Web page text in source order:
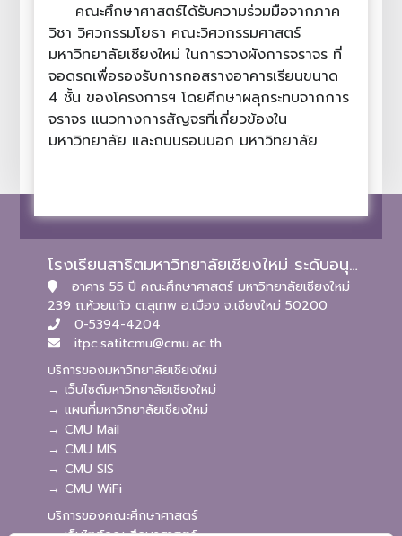
คณะศึกษาศาสตร์ได้รับความร่วมมือจากภาค
วิชา วิศวกรรมโยธา คณะวิศวกรรมศาสตร์
มหาวิทยาลัยเชียงใหม่ ในการวางผังการจราจร ที่
จอดรถเพื่อรองรับการกอสรางอาคารเรียนขนาด
4 ชั้น ของโครงการฯ โดยศึกษาผลุกระทบจากการ
จราจร แนวทางการสัญจรที่เกี่ยวข้องใน
มหาวิทยาลัย และถนนรอบนอก มหาวิทยาลัย
โรงเรียนสาธิตมหาวิทยาลัยเชียงใหม่ ระดับอนุบาลและประถมศึกษา
อาคาร 55 ปี คณะศึกษาศาสตร์ มหาวิทยาลัยเชียงใหม่
239 ถ.ห้วยแก้ว ต.สุเทพ อ.เมือง จ.เชียงใหม่ 50200
0-5394-4204
itpc.satitcmu@cmu.ac.th
บริการของมหาวิทยาลัยเชียงใหม่
→ เว็บไซต์มหาวิทยาลัยเชียงใหม่
→ แผนที่มหาวิทยาลัยเชียงใหม่
→ CMU Mail
→ CMU MIS
→ CMU SIS
→ CMU WiFi
บริการของคณะศึกษาศาสตร์